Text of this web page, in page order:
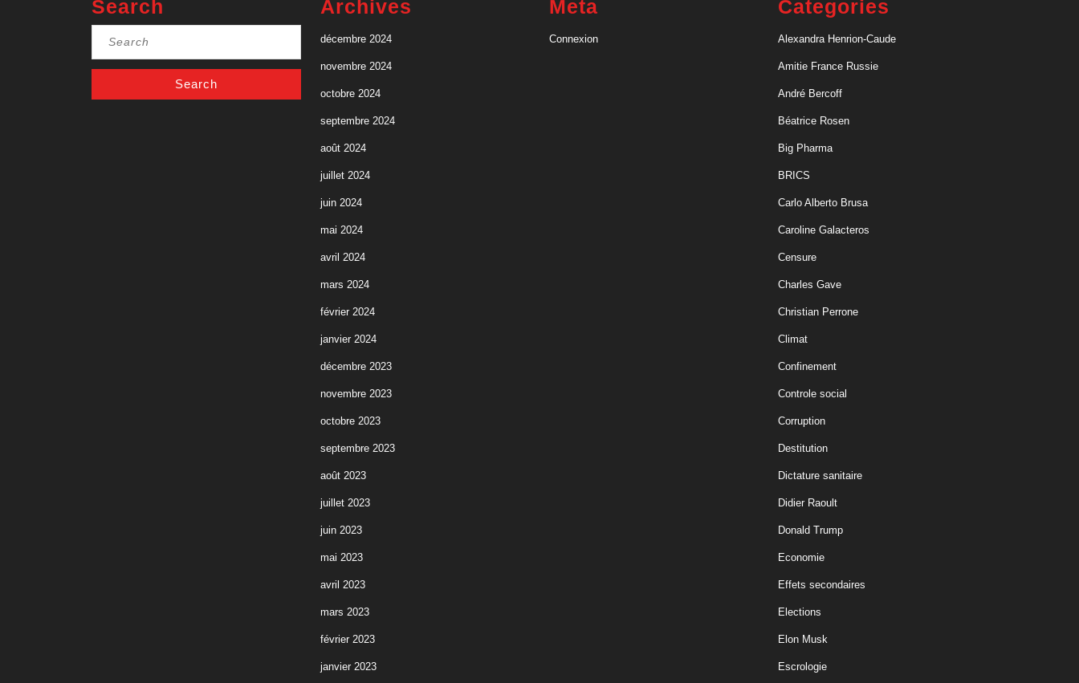
Search Archives
décembre 2024
novembre 2024
octobre 2024
septembre 2024
août 2024
juillet 2024
juin 2024
mai 2024
avril 2024
mars 2024
février 2024
janvier 2024
décembre 2023
novembre 2023
octobre 2023
septembre 2023
août 2023
juillet 2023
juin 2023
mai 2023
avril 2023
mars 2023
février 2023
janvier 2023
Meta
Connexion
Categories
Alexandra Henrion-Caude
Amitie France Russie
André Bercoff
Béatrice Rosen
Big Pharma
BRICS
Carlo Alberto Brusa
Caroline Galacteros
Censure
Charles Gave
Christian Perrone
Climat
Confinement
Controle social
Corruption
Destitution
Dictature sanitaire
Didier Raoult
Donald Trump
Economie
Effets secondaires
Elections
Elon Musk
Escrologie